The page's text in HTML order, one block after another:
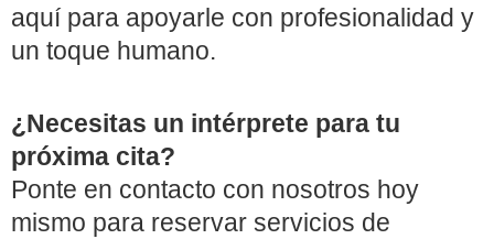
aquí para apoyarle con profesionalidad y
un toque humano.
¿Necesitas un intérprete para tu
próxima cita?
Ponte en contacto con nosotros hoy
mismo para reservar servicios de